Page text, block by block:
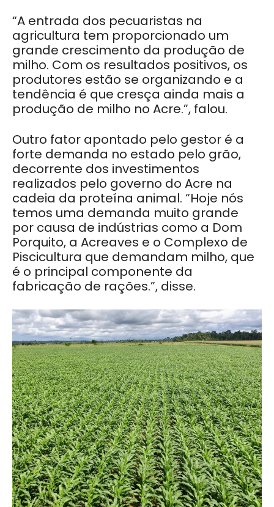
“A entrada dos pecuaristas na
agricultura tem proporcionado um
grande crescimento da produção de
milho. Com os resultados positivos, os
produtores estão se organizando e a
tendência é que cresça ainda mais a
produção de milho no Acre.”, falou.
Outro fator apontado pelo gestor é a
forte demanda no estado pelo grão,
decorrente dos investimentos
realizados pelo governo do Acre na
cadeia da proteína animal. “Hoje nós
temos uma demanda muito grande
por causa de indústrias como a Dom
Porquito, a Acreaves e o Complexo de
Piscicultura que demandam milho, que
é o principal componente da
fabricação de rações.”, disse.